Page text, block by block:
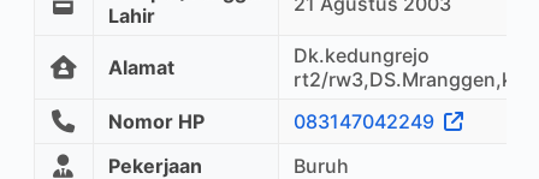
Lahir
Alamat
Dk.kedungrejo
rt2/
Nomor HP
083147042249
Pekerjaan
Buruh